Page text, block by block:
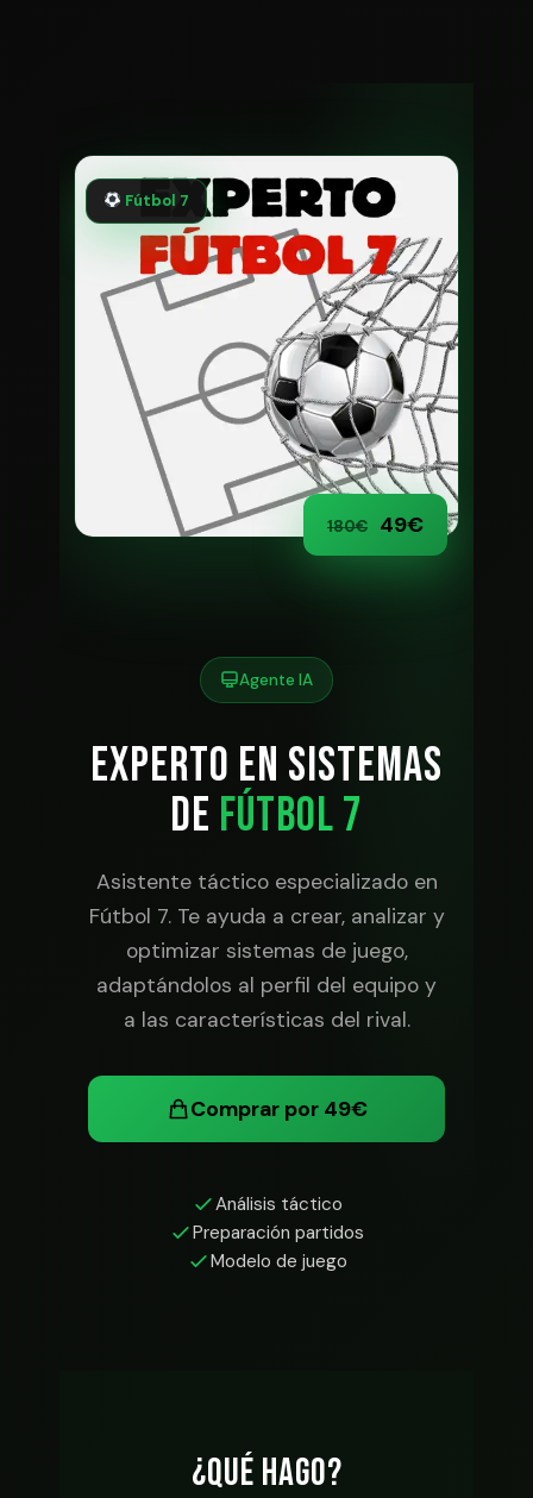
Agente IA
EXPERTO EN SISTEMAS
DE FÚTBOL 7
Asistente táctico especializado en
Fútbol 7. Te ayuda a crear, analizar y
optimizar sistemas de juego,
adaptándolos al perfil del equipo y
a las características del rival.
Comprar por 49€
Análisis táctico
Preparación partidos
Modelo de juego
Fútbol 7
180€ 49€
¿QUÉ HAGO?